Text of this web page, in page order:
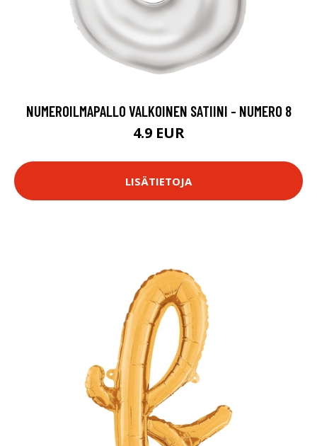
NUMEROILMAPALLO VALKOINEN SATIINI - NUMERO 8
4.9 EUR
LISÄTIETOJA